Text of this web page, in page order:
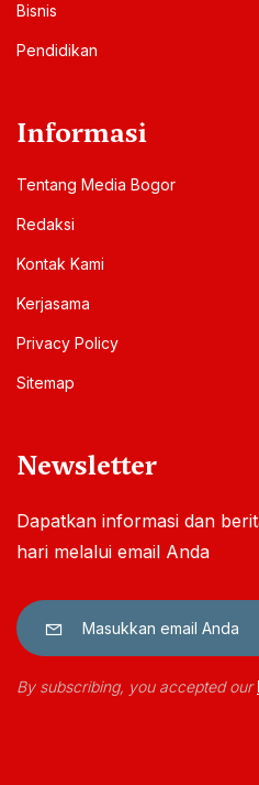
Bisnis
Pendidikan
Informasi
Tentang Media Bogor
Redaksi
Kontak Kami
Kerjasama
Privacy Policy
Sitemap
Newsletter
Dapatkan informasi dan
hari melalui email Anda
By subscribing, you accepted our